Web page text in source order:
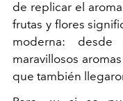
de replicar el
frutas y flores
moderna:
maravillosos
que también